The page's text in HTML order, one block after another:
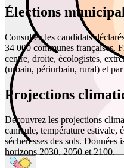
Élections
Consultez les candidats
34 000 communes françaises.
centre, droite, écologistes,
(urbain, périurbain, rural) et
Projections
Découvrez les projections
canicule, température estivale,
sécheresses des sols.
horizons 2030, 2050 et 2100.